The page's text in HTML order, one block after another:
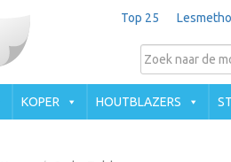
Top 25
KOPER HOUTBLAZERS